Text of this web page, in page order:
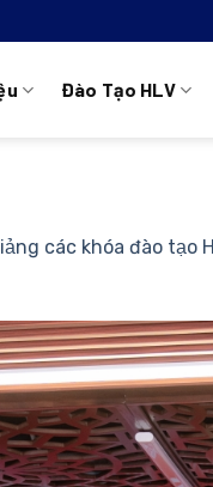
Đào Tạo HLV
các khóa đào tạo